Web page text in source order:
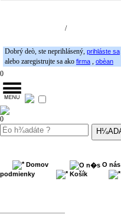
/
Dobrý deò, ste neprihlásený, prihláste sa
alebo zaregistrujte sa ako firma obèan
0
0
Domov O nás
podmienky
Košík